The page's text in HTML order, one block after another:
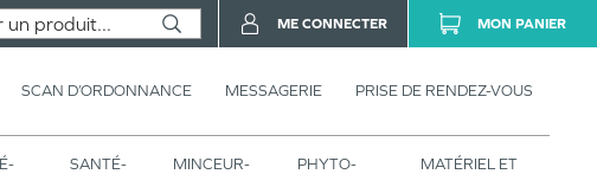
SCAN D’ORDONNANCE MESSAGERIE PRISE DE RENDEZ-VOUS
SANTÉ-
MINCEUR-
PHYTO-
MATÉRIEL ET
ME CONNECTER MON PANIER